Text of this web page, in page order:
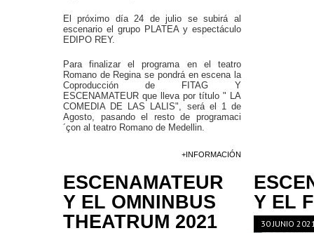
El próximo día 24 de julio se subirá al
escenario el grupo PLATEA y espectáculo
EDIPO REY.
Para finalizar el programa en el teatro
Romano de Regina se pondrá en escena la
Coproducción de FITAG Y
ESCENAMATEUR que lleva por título " LA
COMEDIA DE LAS LALIS", será el 1 de
Agosto, pasando el resto de programaci
´çon al teatro Romano de Medellin.
+INFORMACIÓN
ESCENAMATEUR
Y EL OMNINBUS
THEATRUM 2021
Y EL
30 JUNIO